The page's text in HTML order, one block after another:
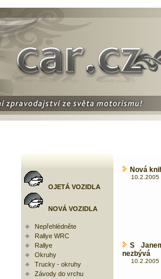
OJETÁ VOZIDLA
NOVÁ VOZIDLA
Nepřehlédněte
Rallye WRC
Rallye
Okruhy
Trucky - okruhy
Závody do vrchu
Nová
10.2.2005
S
nezbývá
10.2.2005